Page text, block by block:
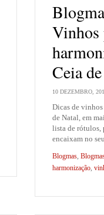
Vinhos
Ceia
10 DEZEMBRO,
Dicas de
de Natal, em
lista de rótulos,
encaixam no
Blogmas,
harmonização,